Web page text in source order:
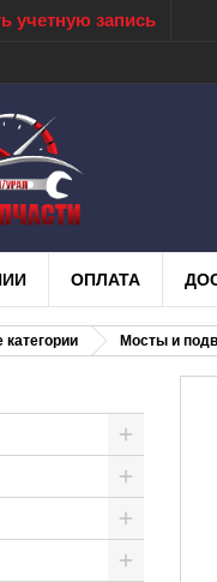
учетную запись
ОПЛАТА
Мосты и